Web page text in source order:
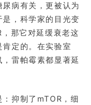
病有关，更被认为
，科学家的目光变
那它对延缓衰老这
定的。在实验室
雷帕霉素都显著延
抑制了mTOR，细